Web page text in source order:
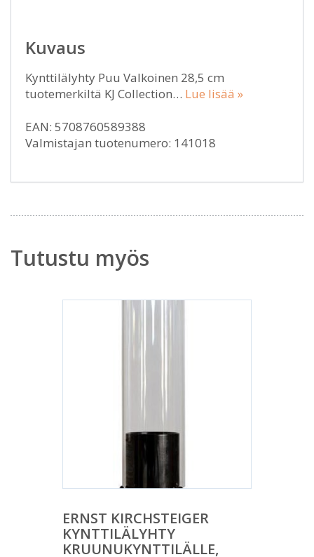
Kuvaus
Kynttilälyhty Puu Valkoinen 28,5 cm
tuotemerkiltä KJ Collection… Lue lisää »
EAN: 5708760589388
Valmistajan tuotenumero: 141018
Tutustu myös
ERNST KIRCHSTEIGER
KYNTTILÄLYHTY
KRUUNUKYNTTILÄLLE,